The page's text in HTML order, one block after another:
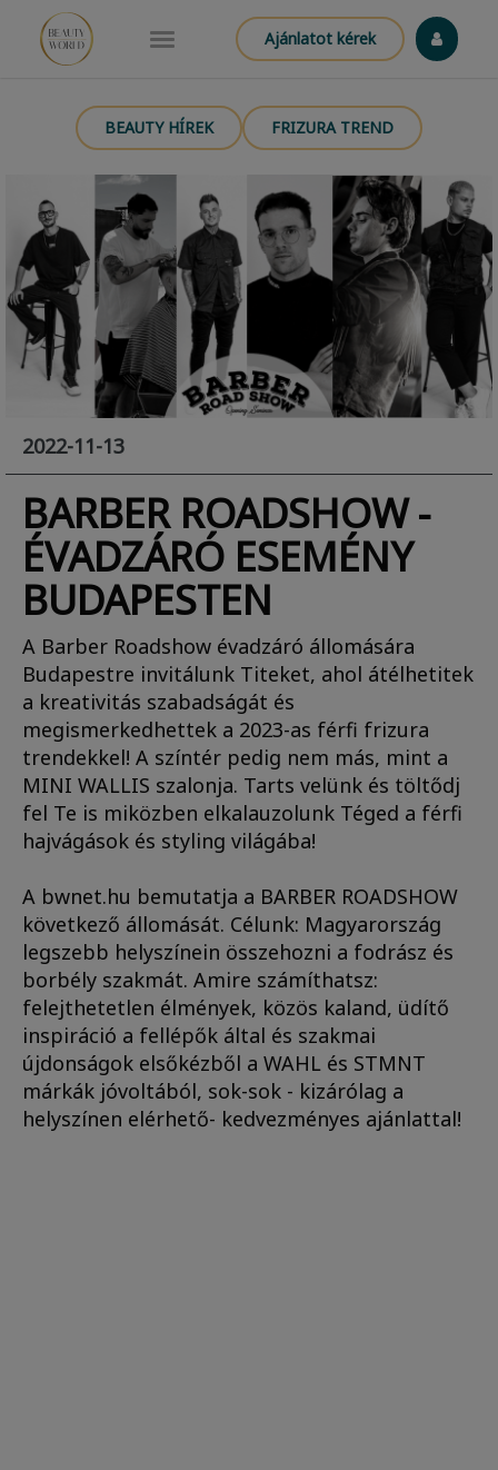
Ajánlatot kérek
BEAUTY HÍREK FRIZURA TREND
2022-11-13
BARBER ROADSHOW -
ÉVADZÁRÓ ESEMÉNY
BUDAPESTEN
A Barber Roadshow évadzáró állomására
Budapestre invitálunk Titeket, ahol átélhetitek
a kreativitás szabadságát és
megismerkedhettek a 2023-as férfi frizura
trendekkel! A színtér pedig nem más, mint a
MINI WALLIS szalonja. Tarts velünk és töltődj
fel Te is miközben elkalauzolunk Téged a férfi
hajvágások és styling világába!
A bwnet.hu bemutatja a BARBER ROADSHOW
következő állomását. Célunk: Magyarország
legszebb helyszínein összehozni a fodrász és
borbély szakmát. Amire számíthatsz:
felejthetetlen élmények, közös kaland, üdítő
inspiráció a fellépők által és szakmai
újdonságok elsőkézből a WAHL és STMNT
márkák jóvoltából, sok-sok - kizárólag a
helyszínen elérhető- kedvezményes ajánlattal!